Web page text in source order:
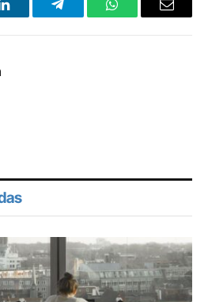
LinkedInTelegramWhatsAppEmail